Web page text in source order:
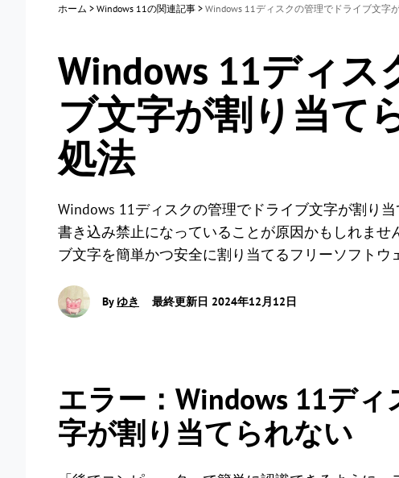
ホーム > Windows 11の関連記事 > Windows 11ディスクの管理でドライブ文字
Windows 11ディス
ブ文字が割り当て
処法
Windows 11ディスクの管理でドライブ文字が割り
書き込み禁止になっていることが原因かもしれま
ブ文字を簡単かつ安全に割り当てるフリーソフトウ
By ゆき 最終更新日 2024年12月12日
エラー：Windows 11デ
字が割り当てられない